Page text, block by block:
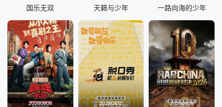
国乐无双 天籁与少年 一路向海的少年
20260809 20260810 20260809